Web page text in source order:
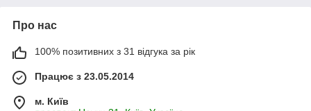
Про нас
100% позитивних з 31 відгука за рік
Працює з 23.05.2014
м. Київ